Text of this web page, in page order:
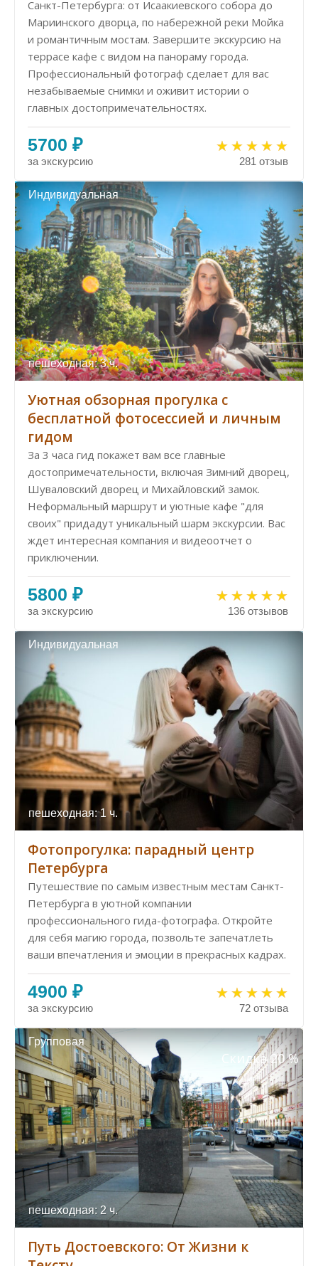
Санкт-Петербурга: от Исаакиевского собора до
Мариинского дворца, по набережной реки Мойка
и романтичным мостам. Завершите экскурсию на
террасе кафе с видом на панораму города.
Профессиональный фотограф сделает для вас
незабываемые снимки и оживит истории о
главных достопримечательностях.
5700 ₽
за экскурсию 281 отзыв
Индивидуальная
пешеходная: 3 ч.
Уютная обзорная прогулка с
бесплатной фотосессией и личным
гидом
За 3 часа гид покажет вам все главные
достопримечательности, включая Зимний дворец,
Шуваловский дворец и Михайловский замок.
Неформальный маршрут и уютные кафе "для
своих" придадут уникальный шарм экскурсии. Вас
ждет интересная компания и видеоотчет о
приключении.
5800 ₽
за экскурсию 136 отзывов
Индивидуальная
пешеходная: 1 ч.
Фотопрогулка: парадный центр
Петербурга
Путешествие по самым известным местам Санкт-
Петербурга в уютной компании
профессионального гида-фотографа. Откройте
для себя магию города, позвольте запечатлеть
ваши впечатления и эмоции в прекрасных кадрах.
4900 ₽
за экскурсию 72 отзыва
Групповая
пешеходная: 2 ч.
Скидка 20 %
Путь Достоевского: От Жизни к